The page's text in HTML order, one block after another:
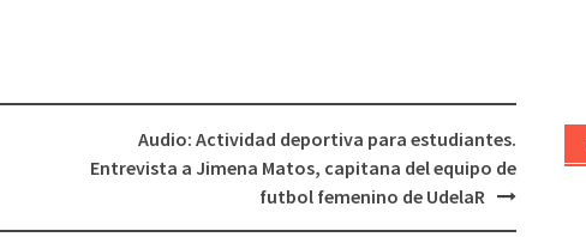
el
volumen.
Audio: Actividad deportiva para estudiantes.
Entrevista a Jimena Matos, capitana del equipo de
futbol femenino de UdelaR